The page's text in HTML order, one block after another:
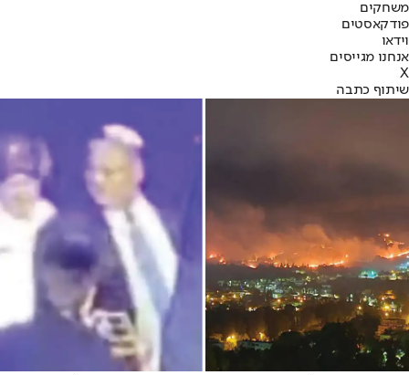
משחקים
פודקאסטים
וידאו
אנחנו מגייסים
X
שיתוף כתבה